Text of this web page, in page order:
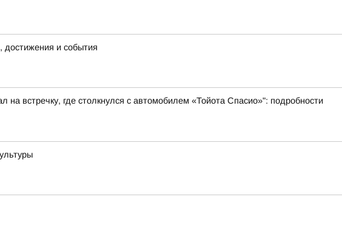
и события
встречку, где столкнулся с автомобилем «Тойота Спасио»": подробности